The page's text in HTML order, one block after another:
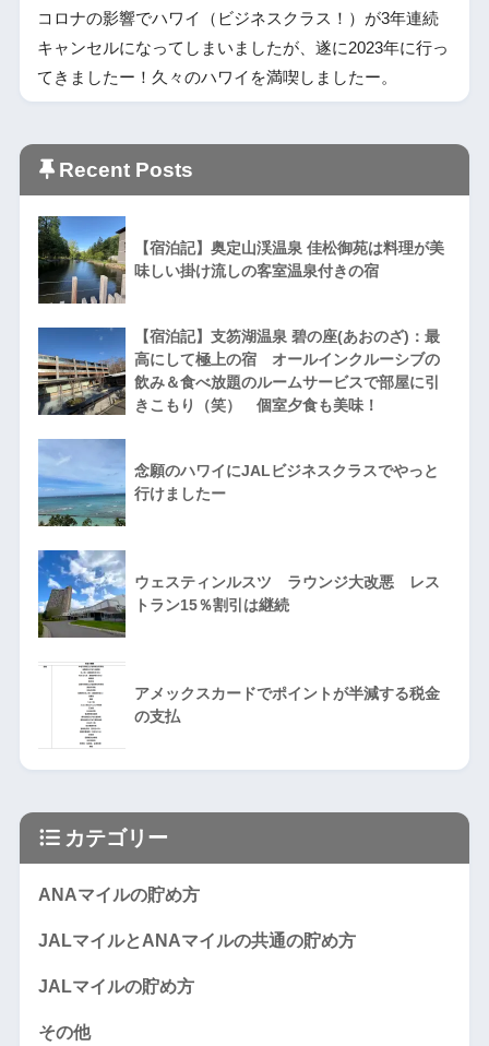
コロナの影響でハワイ（ビジネスクラス！）が3年連続
キャンセルになってしまいましたが、遂に2023年に行っ
てきましたー！久々のハワイを満喫しましたー。
Recent Posts
【宿泊記】奥定山渓温泉 佳松御苑は料理が美
味しい掛け流しの客室温泉付きの宿
【宿泊記】支笏湖温泉 碧の座(あおのざ)：最
高にして極上の宿 オールインクルーシブの
飲み＆食べ放題のルームサービスで部屋に引
きこもり（笑） 個室夕食も美味！
念願のハワイにJALビジネスクラスでやっと
行けましたー
ウェスティンルスツ ラウンジ大改悪 レス
トラン15％割引は継続
アメックスカードでポイントが半減する税金
の支払
カテゴリー
ANAマイルの貯め方
JALマイルとANAマイルの共通の貯め方
JALマイルの貯め方
その他